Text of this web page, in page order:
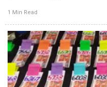
1 Min Read